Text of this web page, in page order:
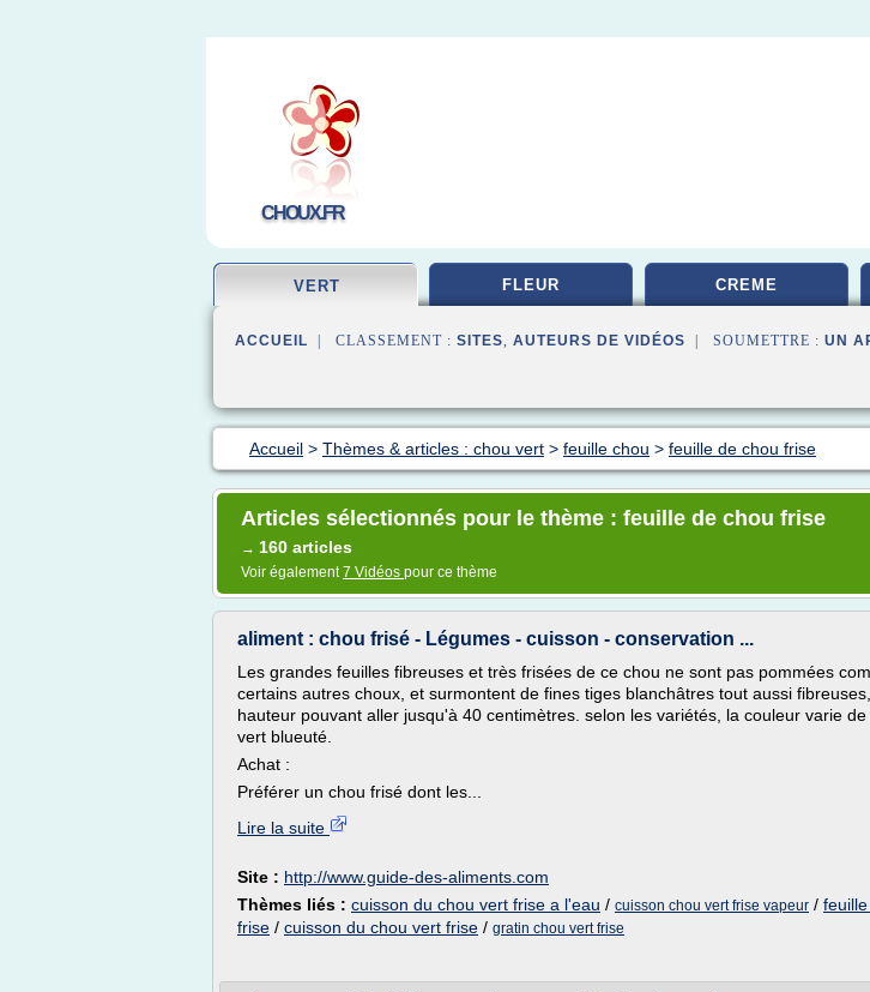
CHOUX.FR
VERT FLEUR CREME
ACCUEIL | CLASSEMENT : SITES, AUTEURS DE VIDÉOS | SOUMETTRE : UN
Accueil > Thèmes & articles : chou vert > feuille chou > feuille de chou frise
Articles sélectionnés pour le thème : feuille de chou frise
→ 160 articles
Voir également7 Vidéos pour ce thème
aliment : chou frisé - Légumes - cuisson - conservation ...
Les grandes feuilles fibreuses et très frisées de ce chou ne sont pas pommées
certains autres choux, et surmontent de fines tiges blanchâtres tout aussi
hauteur pouvant aller jusqu'à 40 centimètres. selon les variétés, la couleur varie
vert blueuté.
Achat :
Préférer un chou frisé dont les...
Lire la suite
Site : http://www.guide-des-aliments.com
Thèmes liés : cuisson du chou vert frise a l'eau / cuisson chou vert frise vapeur /
frise / cuisson du chou vert frise / gratin chou vert frise